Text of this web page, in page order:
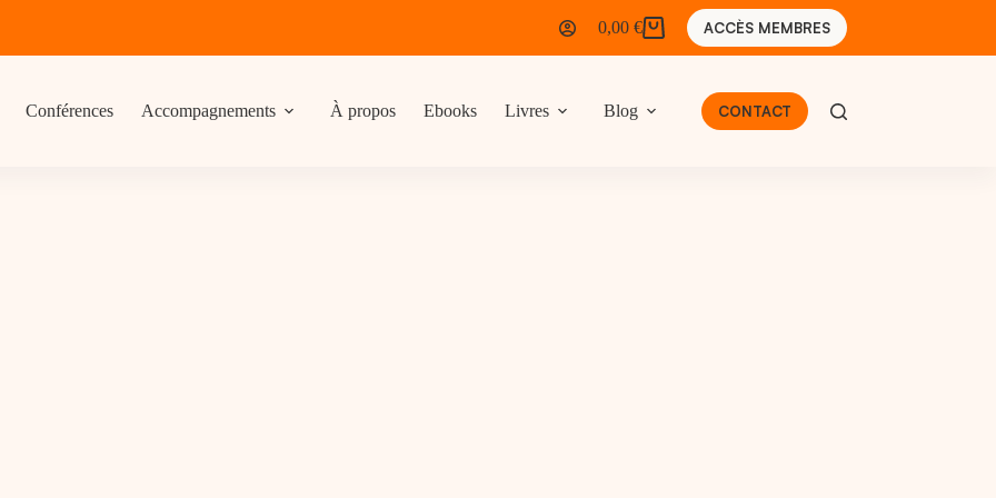
Panier
d’achat
0,00 € ACCÈS MEMBRES
Conférences Accompagnements À propos Ebooks Livres Blog CONTACT